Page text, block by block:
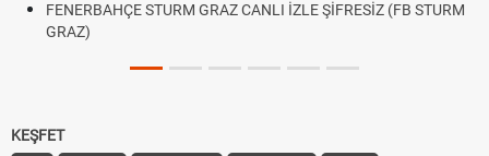
FENERBAHÇE STURM GRAZ CANLI İZLE ŞİFRESİZ (FB STURM
GRAZ)
KEŞFET